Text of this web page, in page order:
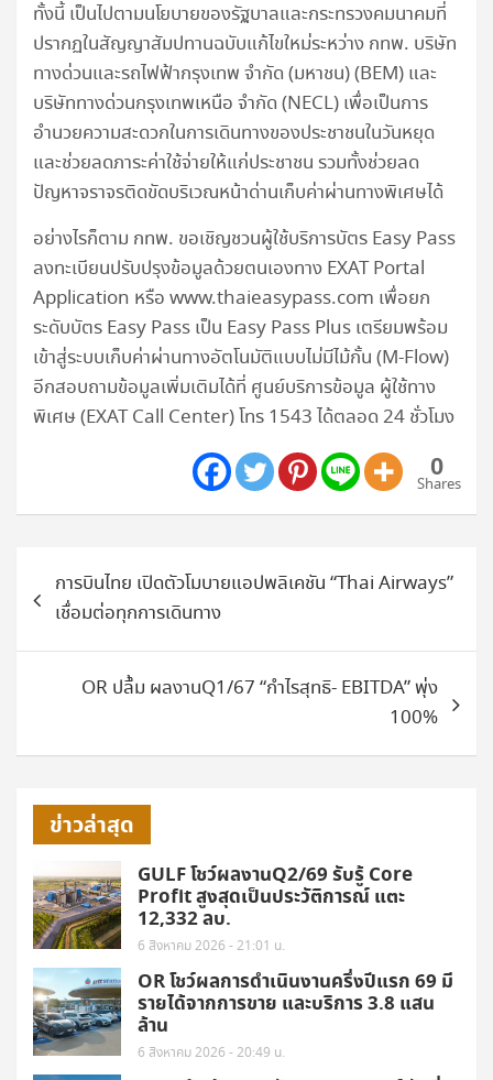
ทั้งนี้ เป็นไปตามนโยบายของรัฐบาลและกระทรวงคมนาคมที่
ปรากฏในสัญญาสัมปทานฉบับแก้ไขใหม่ระหว่าง กทพ. บริษัท
ทางด่วนและรถไฟฟ้ากรุงเทพ จำกัด (มหาชน) (BEM) และ
บริษัททางด่วนกรุงเทพเหนือ จำกัด (NECL) เพื่อเป็นการ
อำนวยความสะดวกในการเดินทางของประชาชนในวันหยุด
และช่วยลดภาระค่าใช้จ่ายให้แก่ประชาชน รวมทั้งช่วยลด
ปัญหาจราจรติดขัดบริเวณหน้าด่านเก็บค่าผ่านทางพิเศษได้
อย่างไรก็ตาม กทพ. ขอเชิญชวนผู้ใช้บริการบัตร Easy Pass
ลงทะเบียนปรับปรุงข้อมูลด้วยตนเองทาง EXAT Portal
Application หรือ www.thaieasypass.com เพื่อยก
ระดับบัตร Easy Pass เป็น Easy Pass Plus เตรียมพร้อม
เข้าสู่ระบบเก็บค่าผ่านทางอัตโนมัติแบบไม่มีไม้กั้น (M-Flow)
อีกสอบถามข้อมูลเพิ่มเติมได้ที่ ศูนย์บริการข้อมูล ผู้ใช้ทาง
พิเศษ (EXAT Call Center) โทร 1543 ได้ตลอด 24 ชั่วโมง
0
Shares
แนะแนว
เรื่องการบินไทย เปิดตัวโมบายแอปพลิเคชัน “Thai Airways”
เชื่อมต่อทุกการเดินทาง
OR ปลื้ม ผลงานQ1/67 “กำไรสุทธิ- EBITDA” พุ่ง
100%
ข่าวล่าสุด
GULF โชว์ผลงานQ2/69 รับรู้ Core
Profit สูงสุดเป็นประวัติการณ์ แตะ
12,332 ลบ.
6 สิงหาคม 2026 - 21:01 น.
OR โชว์ผลการดำเนินงานครึ่งปีแรก 69 มี
รายได้จากการขาย และบริการ 3.8 แสน
ล้าน
6 สิงหาคม 2026 - 20:49 น.